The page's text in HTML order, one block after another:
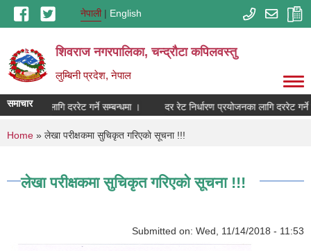
Skip to main contentनेपाली English
शिवराज नगरपालिका, चन्द्राैटा कपिलवस्तु
लुम्बिनी प्रदेश, नेपाल
समाचार
प्रयोजनका लागि दररेट गर्ने सम्बन्धमा । दर रेट निर्धारण प्रयोजनका लागि दररेट गर्ने
You are here
Home » लेखा परीक्षकमा सुचिकृत गरिएकाे सूचना !!!
लेखा परीक्षकमा सुचिकृत गरिएकाे सूचना !!!
Submitted on: Wed, 11/14/2018 - 11:53